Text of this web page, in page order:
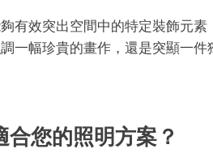
有效突出空間中的特定裝飾元
一幅珍貴的畫作，還是突顯一
合您的照明方案？